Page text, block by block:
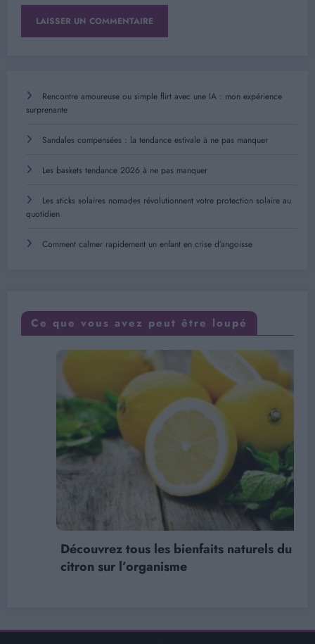
Rencontre amoureuse ou simple flirt avec une IA : mon expérience
surprenante
Sandales compensées : la tendance estivale à ne pas manquer
Les baskets tendance 2026 à ne pas manquer
Les sticks solaires nomades révolutionnent votre protection solaire au
quotidien
Comment calmer rapidement un enfant en crise d’angoisse
Ce que vous avez peut être loupé
Découvrez tous les bienfaits naturels du
citron sur l’organisme